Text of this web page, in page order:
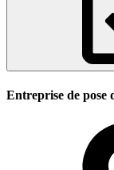
Entreprise de pose